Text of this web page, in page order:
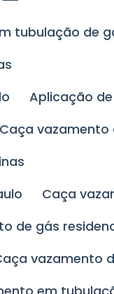
tubulação de
Aplicação
Caça
Caça
de gás
Caça vazamento